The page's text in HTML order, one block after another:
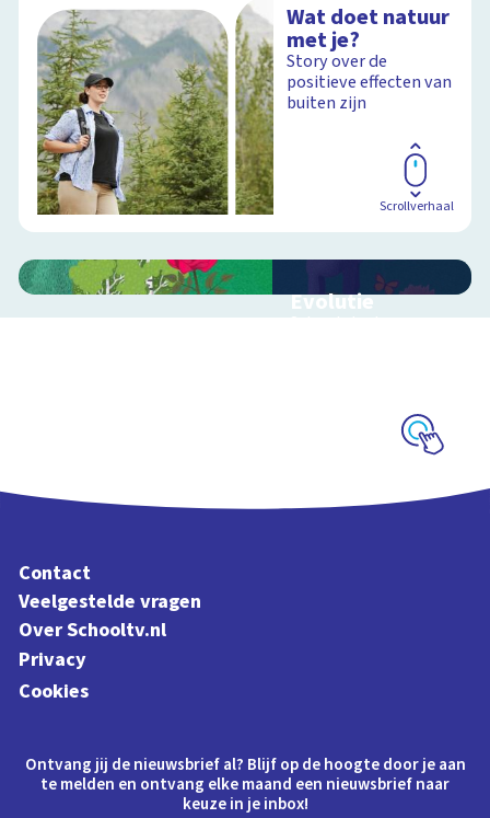
Veluwe
Wat doet natuur
met je?
Story over de
positieve effecten van
buiten zijn
Scrollverhaal
Evolutie
Schoolplaat over
Contact
Veelgestelde vragen
Over Schooltv.nl
Privacy
Cookies
Ontvang jij de nieuwsbrief al? Blijf op de hoogte door je aan
te melden en ontvang elke maand een nieuwsbrief naar
keuze in je inbox!